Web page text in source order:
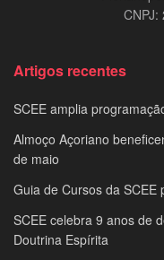
CNPJ:
Artigos recentes
SCEE amplia
Almoço Açoriano
de maio
Guia de Cursos da SCEE
SCEE celebra 9 anos de
Doutrina Espírita